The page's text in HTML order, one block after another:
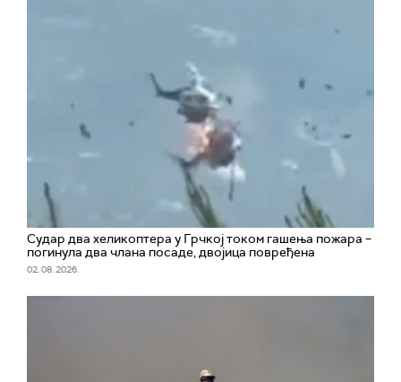
Судар два хеликоптера у Грчкој током гашења пожара –
погинула два члана посаде, двојица повређена
02. 08. 2026.